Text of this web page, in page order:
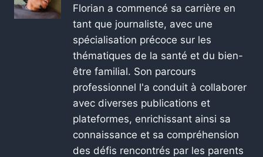
Florian a commencé sa carrière en
tant que journaliste, avec une
spécialisation précoce sur les
thématiques de la santé et du bien-
être familial. Son parcours
professionnel l'a conduit à collaborer
avec diverses publications et
plateformes, enrichissant ainsi sa
connaissance et sa compréhension
des défis rencontrés par les parents